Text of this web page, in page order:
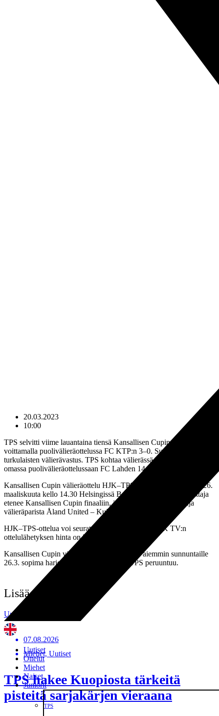
Uutiset
Ottelut
Miehet
Naiset
Juniorit
TPS
20.03.2023
10:00
TPS selvitti viime lauantaina tiensä Kansallisen Cupin välieriin
voittamalla puolivälieräottelussa FC KTP:n 3–0. Sunnuntaina selvisi
turkulaisten välierävastus. TPS kohtaa välierässä HJK:n, joka voitti
omassa puolivälieräottelussaan FC Lahden 14–0.
Kansallisen Cupin välieräottelu HJK–TPS pelataan sunnuntaina 26.
maaliskuuta kello 14.30 Helsingissä Bolt Arenalla. Ottelun voittaja
etenee Kansallisen Cupin finaaliin, jossa vastaan tulee voittaja
välieräparista Åland United – KuPS.
HJK–TPS-ottelua voi seurata
. HJK TV:n
ottelulähetyksen hinta on 5 €.
Kansallisen Cupin välieräpelin myötä TPS:n aiemmin sunnuntaille
26.3. sopima harjoitusottelu Pallo-Iirot – TPS peruuntuu.
Lisää uutisia
Uutisarkisto
07.08.2026
Miehet, Uutiset
TPS hakee Kuopiosta tärkeitä
pisteitä sarjakärjen vieraana